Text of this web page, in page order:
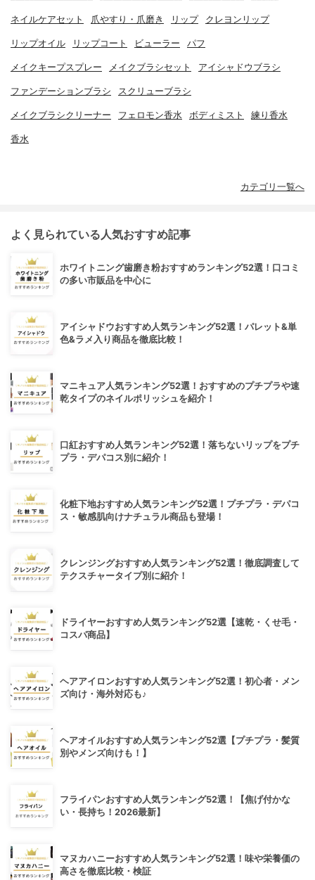
ネイルケアセット 爪やすり・爪磨き リップ クレヨンリップ
リップオイル リップコート ビューラー パフ
メイクキープスプレー メイクブラシセット アイシャドウブラシ
ファンデーションブラシ スクリューブラシ
メイクブラシクリーナー フェロモン香水 ボディミスト 練り香水
香水
カテゴリ一覧へ
よく見られている人気おすすめ記事
ホワイトニング歯磨き粉おすすめランキング52選！口コミ
の多い市販品を中心に
アイシャドウおすすめ人気ランキング52選！パレット&単
色&ラメ入り商品を徹底比較！
マニキュア人気ランキング52選！おすすめのプチプラや速
乾タイプのネイルポリッシュを紹介！
口紅おすすめ人気ランキング52選！落ちないリップをプチ
プラ・デパコス別に紹介！
化粧下地おすすめ人気ランキング52選！プチプラ・デパコ
ス・敏感肌向けナチュラル商品も登場！
クレンジングおすすめ人気ランキング52選！徹底調査して
テクスチャータイプ別に紹介！
ドライヤーおすすめ人気ランキング52選【速乾・くせ毛・
コスパ商品】
ヘアアイロンおすすめ人気ランキング52選！初心者・メン
ズ向け・海外対応も♪
ヘアオイルおすすめ人気ランキング52選【プチプラ・髪質
別やメンズ向けも！】
フライパンおすすめ人気ランキング52選！【焦げ付かな
い・長持ち！2026最新】
マヌカハニーおすすめ人気ランキング52選！味や栄養価の
高さを徹底比較・検証